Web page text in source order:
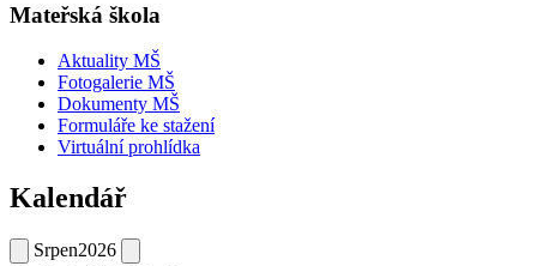
Mateřská škola
Aktuality MŠ
Fotogalerie MŠ
Dokumenty MŠ
Formuláře ke stažení
Virtuální prohlídka
Kalendář
Srpen2026